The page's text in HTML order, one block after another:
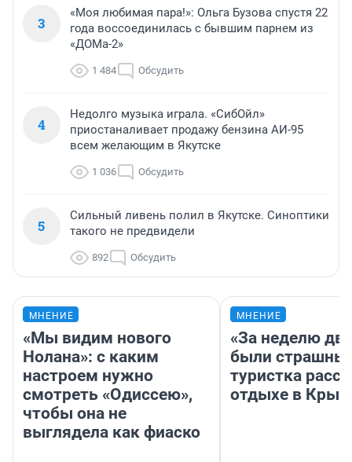
3
«Моя любимая пара!»: Ольга Бузова спустя 22
года воссоединилась с бывшим парнем из
«ДОМа-2»
1 484 Обсудить
4
Недолго музыка играла. «СибОйл»
приостаналивает продажу бензина АИ-95
всем желающим в Якутске
1 036 Обсудить
5
Сильный ливень полил в Якутске. Синоптики
такого не предвидели
892 Обсудить
МНЕНИЕ
«Мы видим нового
Нолана»: с каким
настроем нужно
смотреть «Одиссею»,
чтобы она не
выглядела как фиаско
МНЕНИЕ
«За неделю
были
туристка
отдыхе в